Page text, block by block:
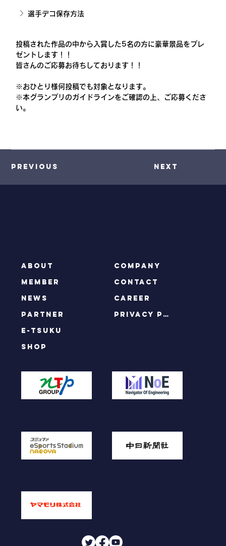
選手デコ保存方法
投稿された作品の中から入賞した5名の方に豪華景品をプレ
ゼントします！！
皆さんのご応募お待ちしております！！
※おひとり様何投稿でも対象となります。
※本グランプリのガイドラインをご確認の上、ご応募くださ
い。
Previous Next
ABOUT
MEMBER
NEWS
PARTNER
e-tsuku
SHOP
COMPANY
CONTACT
CAREER
privacy policy